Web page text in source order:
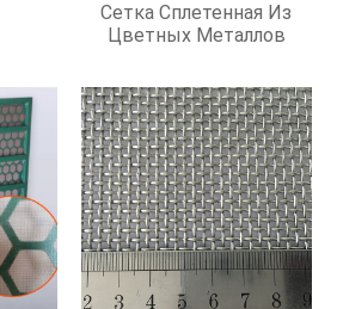
Сетка Сплетенная Из
Цветных Металлов